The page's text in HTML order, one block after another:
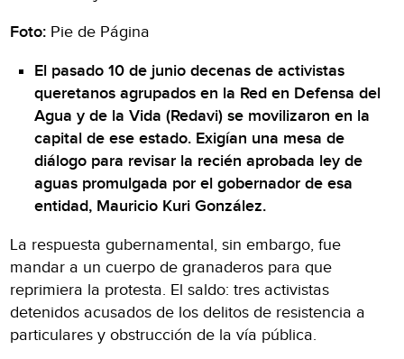
Foto: Pie de Página
El pasado 10 de junio decenas de activistas
queretanos agrupados en la Red en Defensa del
Agua y de la Vida (Redavi) se movilizaron en la
capital de ese estado. Exigían una mesa de
diálogo para revisar la recién aprobada ley de
aguas promulgada por el gobernador de esa
entidad, Mauricio Kuri González.
La respuesta gubernamental, sin embargo, fue
mandar a un cuerpo de granaderos para que
reprimiera la protesta. El saldo: tres activistas
detenidos acusados de los delitos de resistencia a
particulares y obstrucción de la vía pública.